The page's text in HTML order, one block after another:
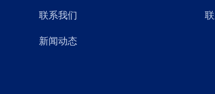
联系我们
新闻动态